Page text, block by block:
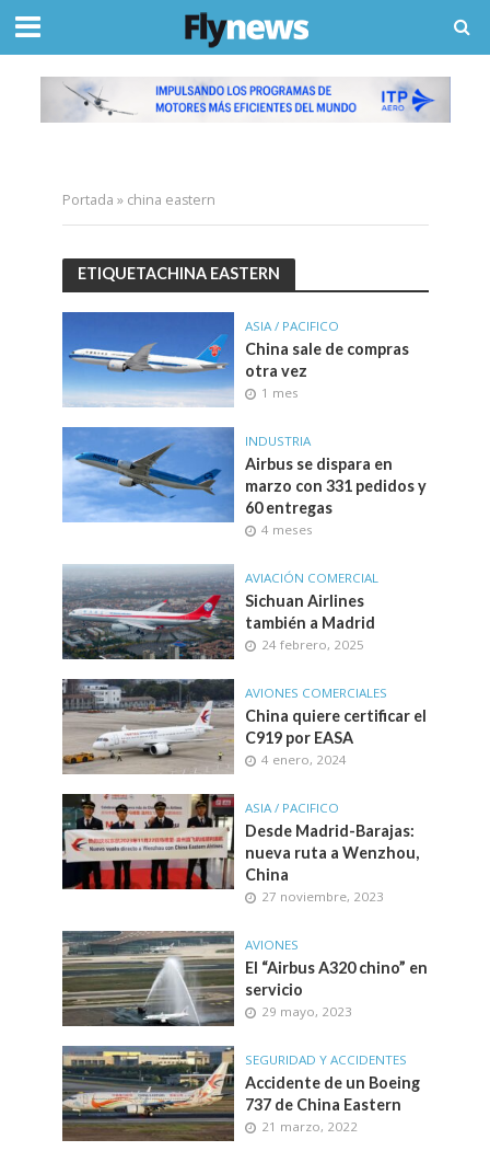
Portada » china eastern
ETIQUETACHINA EASTERN
ASIA / PACIFICO
China sale de compras
otra vez
1 mes
INDUSTRIA
Airbus se dispara en
marzo con 331 pedidos y
60 entregas
4 meses
AVIACIÓN COMERCIAL
Sichuan Airlines
también a Madrid
24 febrero, 2025
AVIONES COMERCIALES
China quiere certificar el
C919 por EASA
4 enero, 2024
ASIA / PACIFICO
Desde Madrid-Barajas:
nueva ruta a Wenzhou,
China
27 noviembre, 2023
AVIONES
El “Airbus A320 chino” en
servicio
29 mayo, 2023
SEGURIDAD Y ACCIDENTES
Accidente de un Boeing
737 de China Eastern
21 marzo, 2022